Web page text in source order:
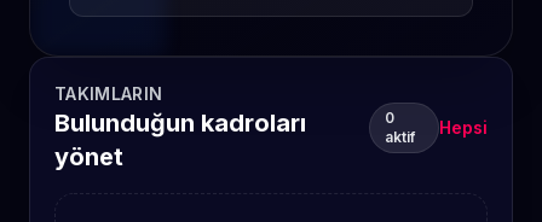
TAKIMLARIN
Bulunduğun kadroları
yönet
0
aktif
Hepsi